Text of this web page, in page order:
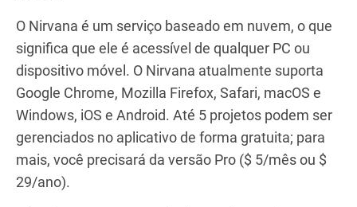
O Nirvana é um serviço baseado em nuvem, o que
significa que ele é acessível de qualquer PC ou
dispositivo móvel. O Nirvana atualmente suporta
Google Chrome, Mozilla Firefox, Safari, macOS e
Windows, iOS e Android. Até 5 projetos podem ser
gerenciados no aplicativo de forma gratuita; para
mais, você precisará da versão Pro ($ 5/mês ou $
29/ano).